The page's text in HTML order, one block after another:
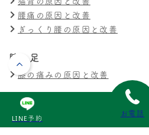
LINE予約
お電話
腰痛の原因と改善
ぎっくり腰の原因と改善
膝・足
膝の痛みの原因と改善
交通事故
交通事故による痛みの原因と改善